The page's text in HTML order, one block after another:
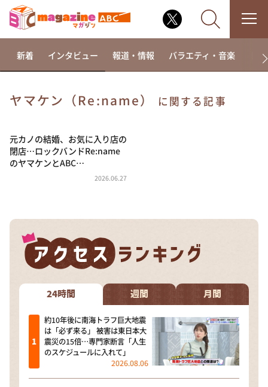
相席食堂
これ余談なんですけど・・・
～人生密着トークバラエティ！～ やすとものいたっ
河合＆A.B.C-Z塚田×福井アナ「なんでやねん！？」
（news おかえり）
DAIGOも台所 ～きょうの献立 何にする？～
本日はダイアンなり！シーズン２
朝だ！生です旅サラダ
教えて！ニュースライブ 正義のミカタ
ＬＩＦＥ～夢のカタチ～
新婚さんいらっしゃい！
新着 インタビュー 報道・情報 バラエティ・音楽 ド
ヤマケン（Re:name） に関する記事
元カノの結婚、お気に入り店の
閉店…ロックバンドRe:name
のヤマケンとABC…
2026.06.27
24時間 週間 月間
約10年後に南海トラフ巨大地震
は「必ず来る」 被害は東日本大
震災の15倍…専門家断言「人生
のスケジュールに入れて」
2026.08.06